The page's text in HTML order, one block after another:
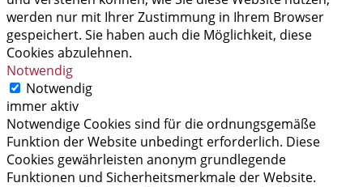
werden nur mit Ihrer Zustimmung in Ihrem Browser
gespeichert. Sie haben auch die Möglichkeit, diese
Cookies abzulehnen.
Notwendig
Notwendig
immer aktiv
Notwendige Cookies sind für die ordnungsgemäße
Funktion der Website unbedingt erforderlich. Diese
Cookies gewährleisten anonym grundlegende
Funktionen und Sicherheitsmerkmale der Website.